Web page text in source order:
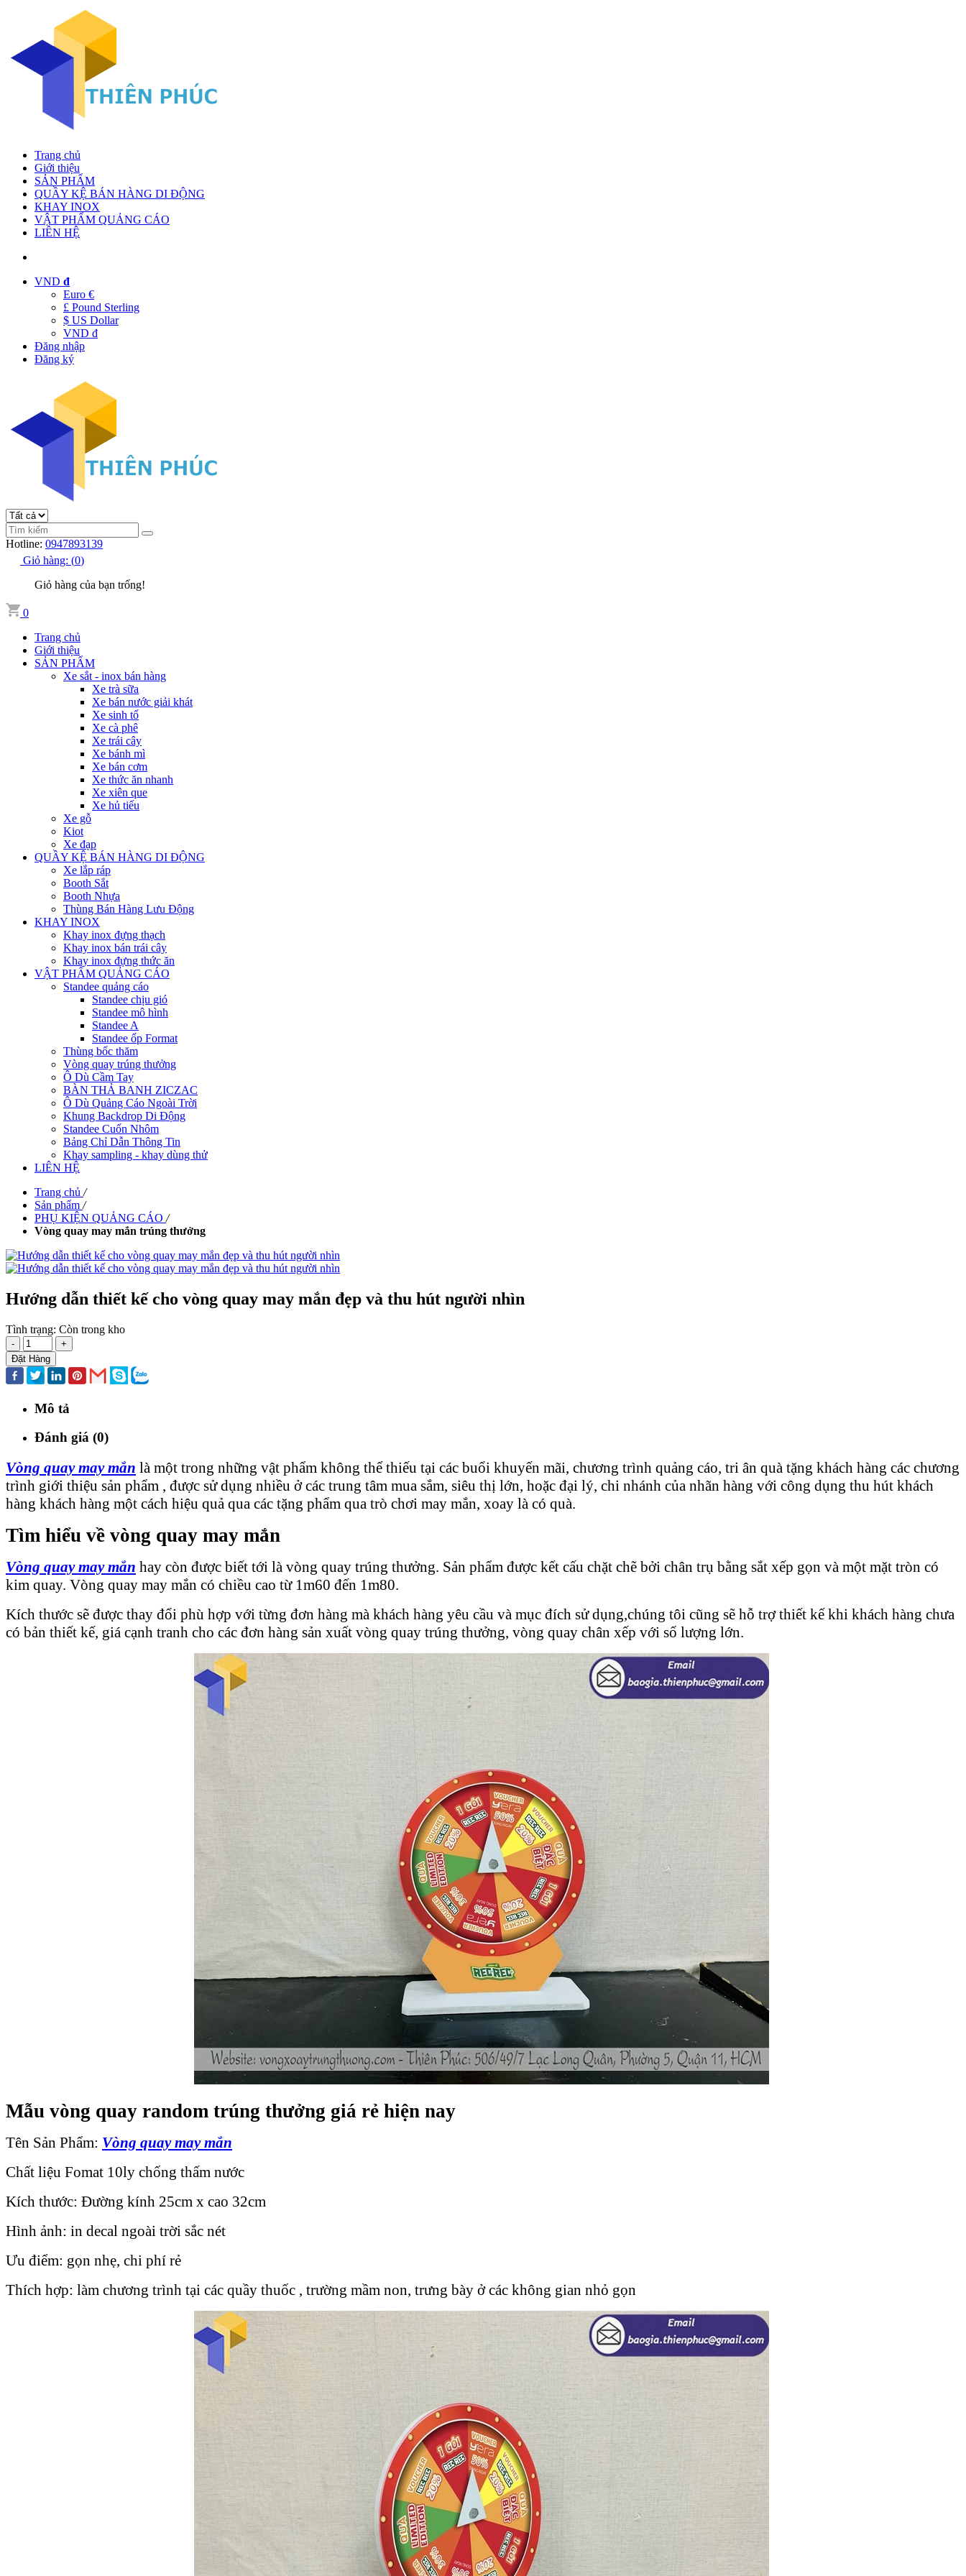
Trang chủ
Giới thiệu
SẢN PHẨM
QUẦY KỆ BÁN HÀNG DI ĐỘNG
KHAY INOX
VẬT PHẨM QUẢNG CÁO
LIÊN HỆ
VND đ
Euro €
£ Pound Sterling
$ US Dollar
VND đ
Đăng nhập
Đăng ký
Hotline: 0947893139
Giỏ hàng: (0)
Giỏ hàng của bạn trống!
0
Trang chủ
Giới thiệu
SẢN PHẨM
Xe sắt - inox bán hàng
Xe trà sữa
Xe bán nước giải khát
Xe sinh tố
Xe cà phê
Xe trái cây
Xe bánh mì
Xe bán cơm
Xe thức ăn nhanh
Xe xiên que
Xe hủ tiếu
Xe gỗ
Kiot
Xe đạp
QUẦY KỆ BÁN HÀNG DI ĐỘNG
Xe lắp ráp
Booth Sắt
Booth Nhựa
Thùng Bán Hàng Lưu Động
KHAY INOX
Khay inox đựng thạch
Khay inox bán trái cây
Khay inox đựng thức ăn
VẬT PHẨM QUẢNG CÁO
Standee quảng cáo
Standee chịu gió
Standee mô hình
Standee A
Standee ốp Format
Thùng bốc thăm
Vòng quay trúng thưởng
Ô Dù Cầm Tay
BÀN THẢ BANH ZICZAC
Ô Dù Quảng Cáo Ngoài Trời
Khung Backdrop Di Động
Standee Cuốn Nhôm
Bảng Chỉ Dẫn Thông Tin
Khay sampling - khay dùng thử
LIÊN HỆ
Trang chủ /
Sản phẩm /
PHỤ KIỆN QUẢNG CÁO /
Vòng quay may mắn trúng thưởng
Hướng dẫn thiết kế cho vòng quay may mắn đẹp và thu hút người nhìn
Tình trạng: Còn trong kho
-
+
Đặt Hàng
Mô tả
Đánh giá (0)
Vòng quay may mắn là một trong những vật phẩm không thể thiếu tại các buổi khuyến mãi, chương trình quảng cáo, tri ân quà tặng khách hàng các chương
trình giới thiệu sản phẩm , được sử dụng nhiều ở các trung tâm mua sắm, siêu thị lớn, hoặc đại lý, chi nhánh của nhãn hàng với công dụng thu hút khách
hàng khách hàng một cách hiệu quả qua các tặng phẩm qua trò chơi may mắn, xoay là có quà.
Tìm hiểu về vòng quay may mắn
Vòng quay may mắn hay còn được biết tới là vòng quay trúng thưởng. Sản phẩm được kết cấu chặt chẽ bởi chân trụ bằng sắt xếp gọn và một mặt tròn có
kim quay. Vòng quay may mắn có chiều cao từ 1m60 đến 1m80.
Kích thước sẽ được thay đổi phù hợp với từng đơn hàng mà khách hàng yêu cầu và mục đích sử dụng,chúng tôi cũng sẽ hỗ trợ thiết kế khi khách hàng chưa
có bản thiết kế, giá cạnh tranh cho các đơn hàng sản xuất vòng quay trúng thưởng, vòng quay chân xếp với số lượng lớn.
Mẫu vòng quay random trúng thưởng giá rẻ hiện nay
Tên Sản Phẩm: Vòng quay may mắn
Chất liệu Fomat 10ly chống thấm nước
Kích thước: Đường kính 25cm x cao 32cm
Hình ảnh: in decal ngoài trời sắc nét
Ưu điểm: gọn nhẹ, chi phí rẻ
Thích hợp: làm chương trình tại các quầy thuốc , trường mầm non, trưng bày ở các không gian nhỏ gọn